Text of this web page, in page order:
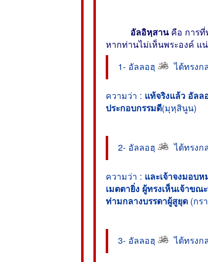
อัลอิหฺสานคือ การที่
หากท่านไม่เห็นพระองค์ แ
1- อัลลอฮฺ
ได้ทรงก
ความว่า : แท้จริงแล้ว อัลล
ประกอบกรรมดี(มุหฺสินูน)
2- อัลลอฮฺ
ได้ทรงก
ความว่า : และเจ้าจงมอบห
เมตตายิ่ง ผู้ทรงเห็นเจ้าข
ท่ามกลางบรรดาผู้สูยุด (กร
3- อัลลอฮฺ
ได้ทรงก